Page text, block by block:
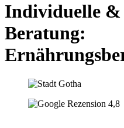
Individuelle &
Beratung: